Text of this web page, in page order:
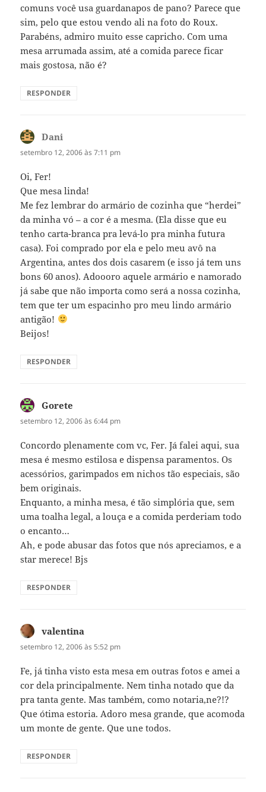
comuns você usa guardanapos de pano? Parece que
sim, pelo que estou vendo ali na foto do Roux.
Parabéns, admiro muito esse capricho. Com uma
mesa arrumada assim, até a comida parece ficar
mais gostosa, não é?
RESPONDER
Dani
setembro 12, 2006 às 7:11 pm
Oi, Fer!
Que mesa linda!
Me fez lembrar do armário de cozinha que “herdei”
da minha vó – a cor é a mesma. (Ela disse que eu
tenho carta-branca pra levá-lo pra minha futura
casa). Foi comprado por ela e pelo meu avô na
Argentina, antes dos dois casarem (e isso já tem uns
bons 60 anos). Adoooro aquele armário e namorado
já sabe que não importa como será a nossa cozinha,
tem que ter um espacinho pro meu lindo armário
antigão!
Beijos!
RESPONDER
Gorete
setembro 12, 2006 às 6:44 pm
Concordo plenamente com vc, Fer. Já falei aqui, sua
mesa é mesmo estilosa e dispensa paramentos. Os
acessórios, garimpados em nichos tão especiais, são
bem originais.
Enquanto, a minha mesa, é tão simplória que, sem
uma toalha legal, a louça e a comida perderiam todo
o encanto…
Ah, e pode abusar das fotos que nós apreciamos, e a
star merece! Bjs
RESPONDER
valentina
setembro 12, 2006 às 5:52 pm
Fe, já tinha visto esta mesa em outras fotos e amei a
cor dela principalmente. Nem tinha notado que da
pra tanta gente. Mas também, como notaria,ne?!?
Que ótima estoria. Adoro mesa grande, que acomoda
um monte de gente. Que une todos.
RESPONDER